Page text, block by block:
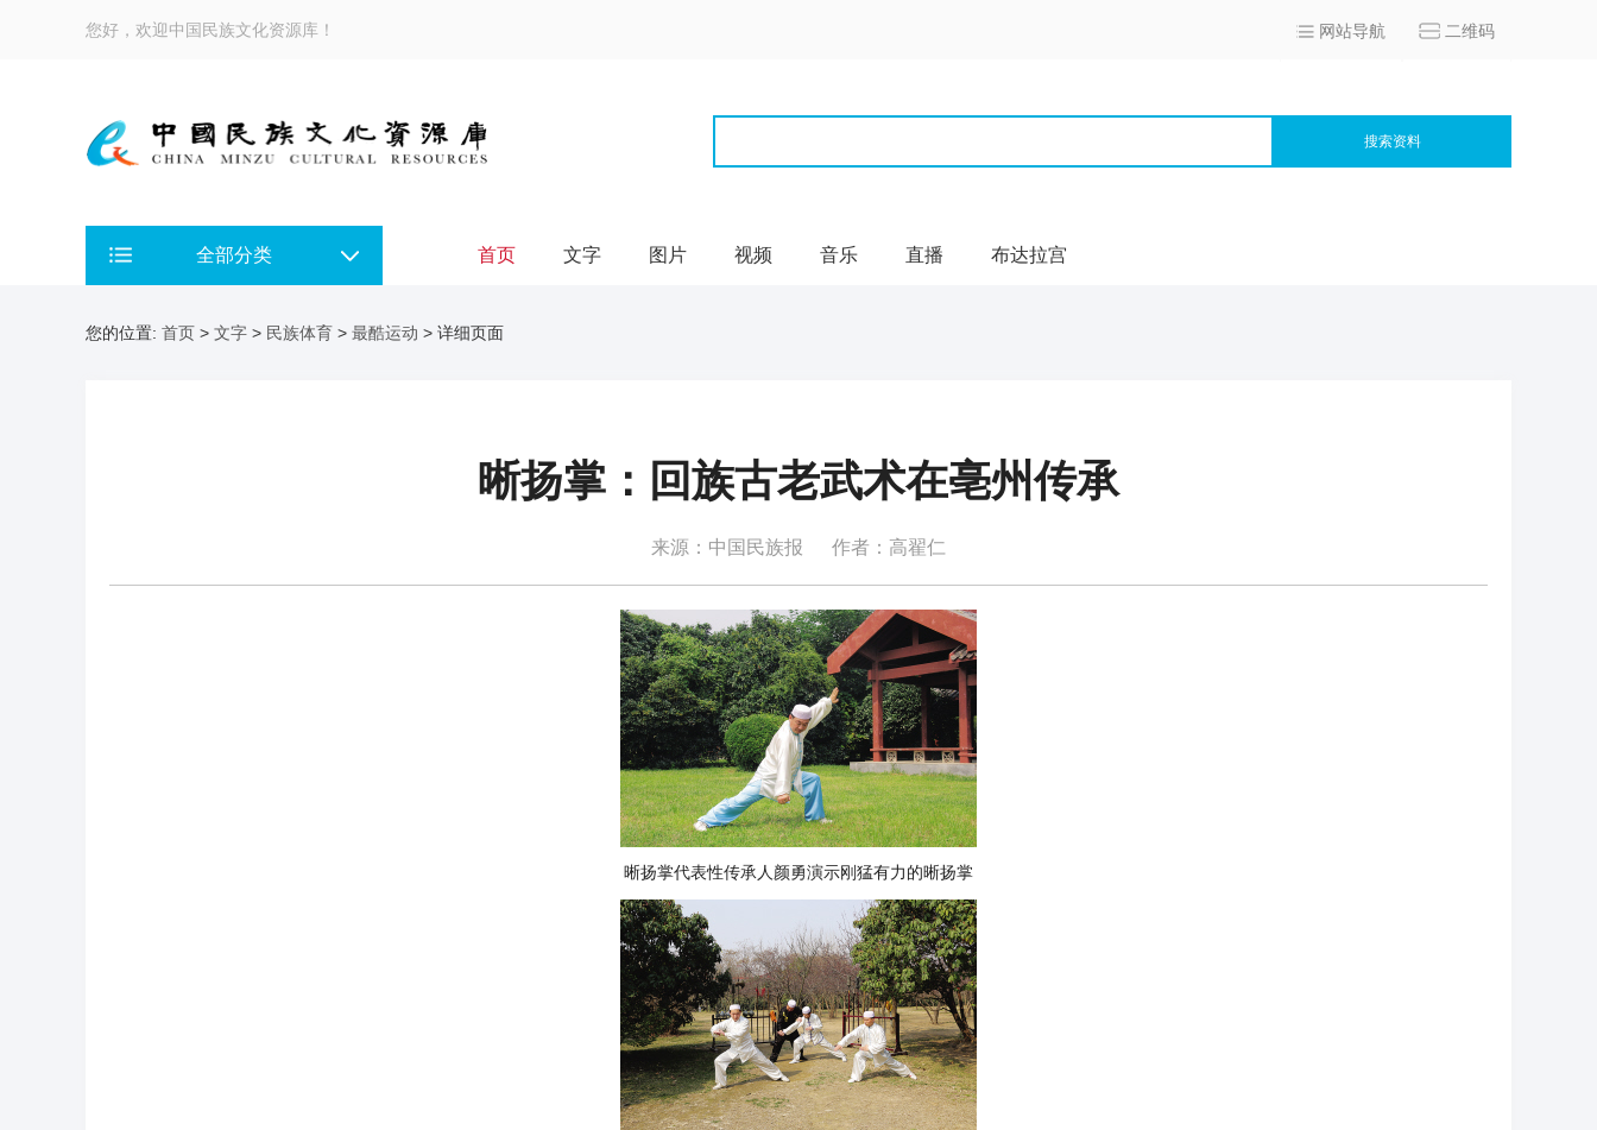
您好，欢迎中国民族文化资源库！ 网站导航 二维码
搜索资料
全部分类 首页 文字 图片 视频 音乐 直播 布达拉宫
您的位置: 首页 > 文字 > 民族体育 > 最酷运动 > 详细页面
晰扬掌：回族古老武术在亳州传承
来源：中国民族报 作者：高翟仁
晰扬掌代表性传承人颜勇演示刚猛有力的晰扬掌